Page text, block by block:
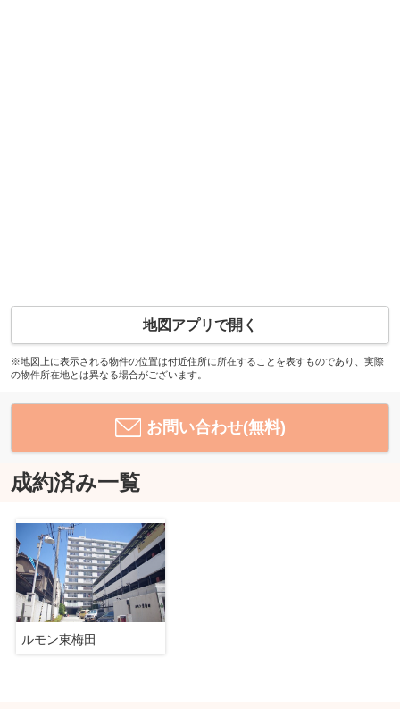
地図アプリで開く
※地図上に表示される物件の位置は付近住所に所在することを表すものであり、実際
の物件所在地とは異なる場合がございます。
お問い合わせ(無料)
成約済み一覧
ルモン東梅田